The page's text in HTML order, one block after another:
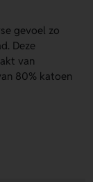
gevoel zo
Deze
van
80% katoen
is
ontwerp